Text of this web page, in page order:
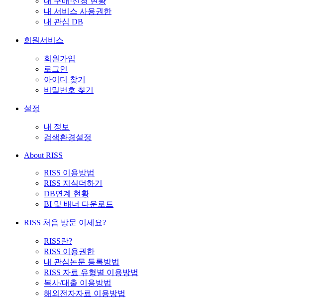
내 서비스 사용권한
내 관심 DB
회원서비스
회원가입
로그인
아이디 찾기
비밀번호 찾기
설정
내 정보
검색환경설정
About RISS
RISS 이용방법
RISS 지식더하기
DB연계 현황
BI 및 배너 다운로드
RISS 처음 방문 이세요?
RISS란?
RISS 이용권한
내 관심논문 등록방법
RISS 자료 유형별 이용방법
복사/대출 이용방법
해외전자자료 이용방법